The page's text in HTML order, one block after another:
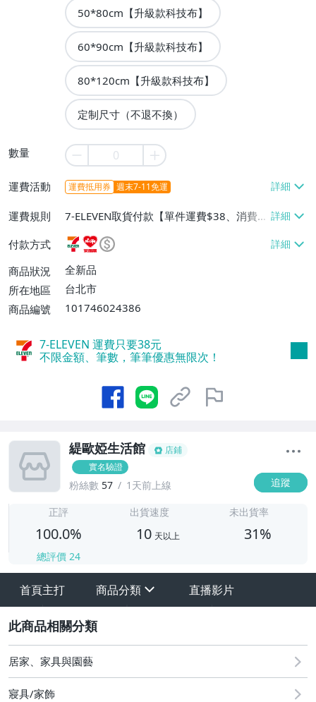
50*80cm【升級款科技布】
60*90cm【升級款科技布】
80*120cm【升級款科技布】
定制尺寸（不退不換）
數量
運費活動 運費抵用券 週末7-11免運
運費規則
7-ELEVEN取貨付款【單件運費$38、消費滿
$990免運費】、萊爾富取貨付款【單件運
費$60、消費滿$990免運費】
付款方式
商品狀況
全新品
所在地區
台北市
商品編號
101746024386
7-ELEVEN 運費只要38元
不限金額、筆數，筆筆優惠無限次！
緹歐婭生活館
店鋪
實名驗證
粉絲數 57 1天前上線 追蹤
正評
100.0%
總評價 24
出貨速度
10 天以上
未出貨率
31%
首頁主打 商品分類
其它
直播影片
居家、家具與園藝
寢具/家飾